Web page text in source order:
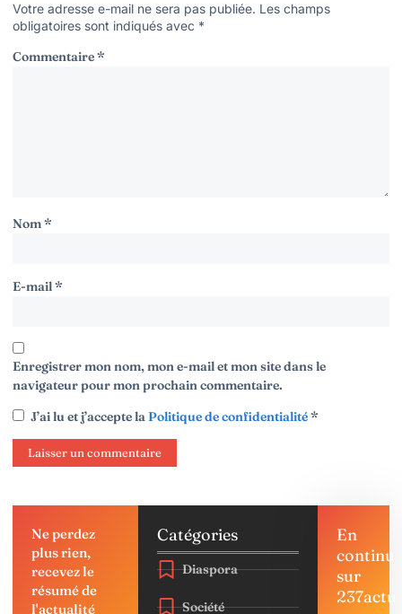
Votre adresse e-mail ne sera pas publiée. Les champs
obligatoires sont indiqués avec *
Commentaire*
Nom*
E-mail*
Enregistrer mon nom, mon e-mail et mon site dans le
navigateur pour mon prochain commentaire.
J’ai lu et j’accepte laPolitique de confidentialité*
Ne perdez
plus rien,
recevez le
résumé de
l'actualité
Catégories
Diaspora
Société
En
continu
sur
237actu